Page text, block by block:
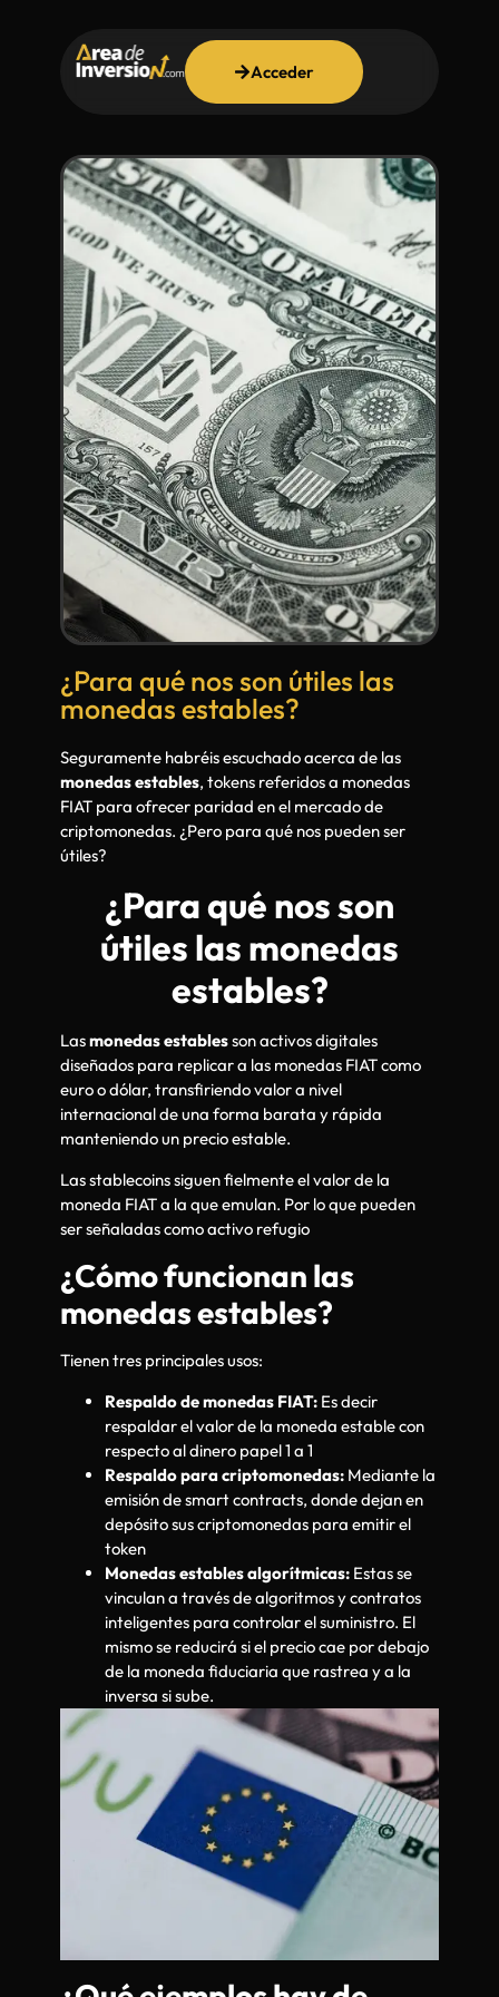
Acceder
¿Para qué nos son útiles las
monedas estables?
Seguramente habréis escuchado acerca de las
monedas estables, tokens referidos a monedas
FIAT para ofrecer paridad en el mercado de
criptomonedas. ¿Pero para qué nos pueden ser
útiles?
¿Para qué nos son
útiles las monedas
estables?
Lasmonedas establesson activos digitales
diseñados para replicar a las monedas FIAT como
euro o dólar, transfiriendo valor a nivel
internacional de una forma barata y rápida
manteniendo un precio estable.
Las stablecoins siguen fielmente el valor de la
moneda FIAT a la que emulan. Por lo que pueden
ser señaladas como activo refugio
¿Cómo funcionan las
monedas estables?
Tienen tres principales usos:
Respaldo de monedas FIAT: Es decir
respaldar el valor de la moneda estable con
respecto al dinero papel 1 a 1
Respaldo para criptomonedas: Mediante la
emisión de smart contracts, donde dejan en
depósito sus criptomonedas para emitir el
token
Monedas estables algorítmicas: Estas se
vinculan a través de algoritmos y contratos
inteligentes para controlar el suministro. El
mismo se reducirá si el precio cae por debajo
de la moneda fiduciaria que rastrea y a la
inversa si sube.